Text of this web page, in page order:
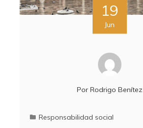
19
Jun
Por Rodrigo Benítez
Responsabilidad social